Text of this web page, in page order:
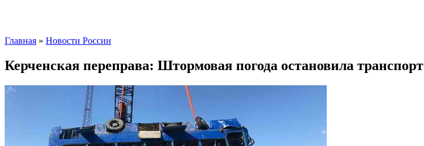
Главная » Новости России
Керченская переправа: Штормовая погода остановила транспорт